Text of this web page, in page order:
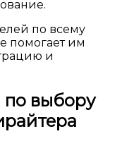
по всему
помогает им
и
по выбору